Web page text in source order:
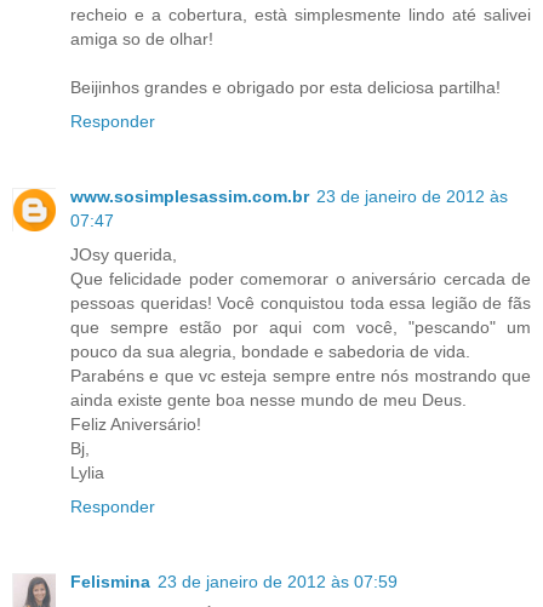
recheio e a cobertura, està simplesmente lindo até salivei
amiga so de olhar!
Beijinhos grandes e obrigado por esta deliciosa partilha!
Responder
www.sosimplesassim.com.br 23 de janeiro de 2012 às
07:47
JOsy querida,
Que felicidade poder comemorar o aniversário cercada de
pessoas queridas! Você conquistou toda essa legião de fãs
que sempre estão por aqui com você, "pescando" um
pouco da sua alegria, bondade e sabedoria de vida.
Parabéns e que vc esteja sempre entre nós mostrando que
ainda existe gente boa nesse mundo de meu Deus.
Feliz Aniversário!
Bj,
Lylia
Responder
Felismina 23 de janeiro de 2012 às 07:59